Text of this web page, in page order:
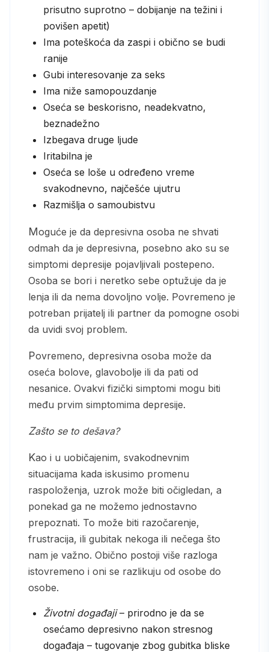
prisutno suprotno – dobijanje na težini i
povišen apetit)
Ima poteškoća da zaspi i obično se budi
ranije
Gubi interesovanje za seks
Ima niže samopouzdanje
Oseća se beskorisno, neadekvatno,
beznadežno
Izbegava druge ljude
Iritabilna je
Oseća se loše u određeno vreme
svakodnevno, najčešće ujutru
Razmišlja o samoubistvu
Moguće je da depresivna osoba ne shvati
odmah da je depresivna, posebno ako su se
simptomi depresije pojavljivali postepeno.
Osoba se bori i neretko sebe optužuje da je
lenja ili da nema dovoljno volje. Povremeno je
potreban prijatelj ili partner da pomogne osobi
da uvidi svoj problem.
Povremeno, depresivna osoba može da
oseća bolove, glavobolje ili da pati od
nesanice. Ovakvi fizički simptomi mogu biti
među prvim simptomima depresije.
Zašto se to dešava?
Kao i u uobičajenim, svakodnevnim
situacijama kada iskusimo promenu
raspoloženja, uzrok može biti očigledan, a
ponekad ga ne možemo jednostavno
prepoznati. To može biti razočarenje,
frustracija, ili gubitak nekoga ili nečega što
nam je važno. Obično postoji više razloga
istovremeno i oni se razlikuju od osobe do
osobe.
Životni događaji– prirodno je da se
osećamo depresivno nakon stresnog
događaja – tugovanje zbog gubitka bliske